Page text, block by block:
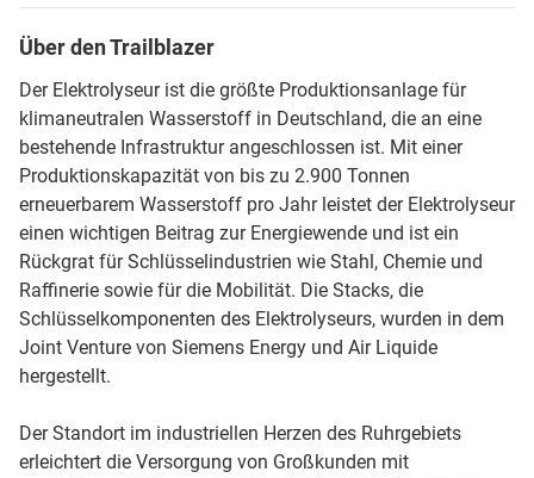
Über den Trailblazer
Der Elektrolyseur ist die größte Produktionsanlage für
klimaneutralen Wasserstoff in Deutschland, die an eine
bestehende Infrastruktur angeschlossen ist. Mit einer
Produktionskapazität von bis zu 2.900 Tonnen
erneuerbarem Wasserstoff pro Jahr leistet der Elektrolyseur
einen wichtigen Beitrag zur Energiewende und ist ein
Rückgrat für Schlüsselindustrien wie Stahl, Chemie und
Raffinerie sowie für die Mobilität. Die Stacks, die
Schlüsselkomponenten des Elektrolyseurs, wurden in dem
Joint Venture von Siemens Energy und Air Liquide
hergestellt.
Der Standort im industriellen Herzen des Ruhrgebiets
erleichtert die Versorgung von Großkunden mit